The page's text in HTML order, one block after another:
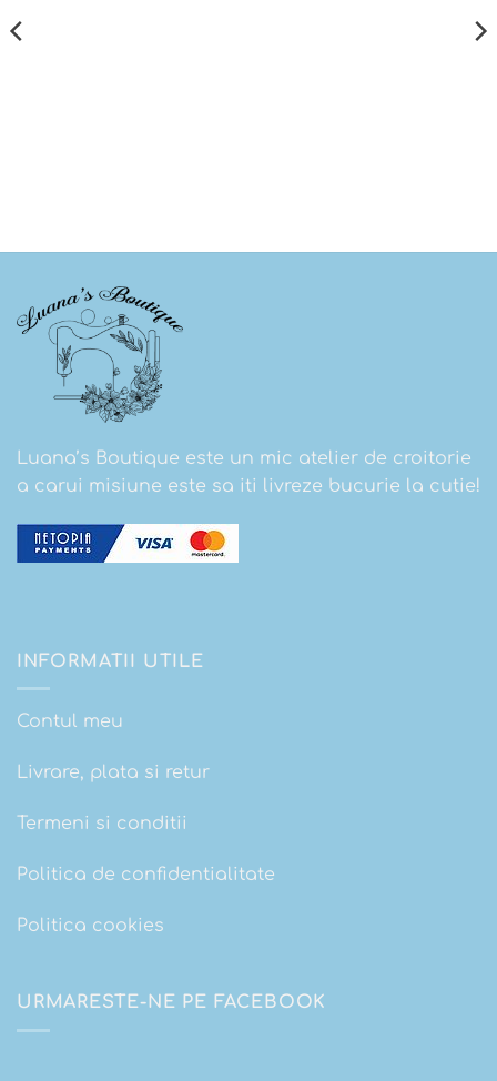
Luana’s Boutique este un mic atelier de croitorie
a carui misiune este sa iti livreze bucurie la cutie!
INFORMATII UTILE
Contul meu
Livrare, plata si retur
Termeni si conditii
Politica de confidentialitate
Politica cookies
URMARESTE-NE PE FACEBOOK